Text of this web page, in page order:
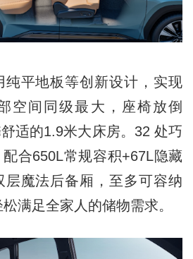
平地板等创新设计，实现
空间同级最大，座椅放倒
适的1.9米大床房。32 处巧
合650L常规容积+67L隐藏
层魔法后备厢，至多可容纳
满足全家人的储物需求。